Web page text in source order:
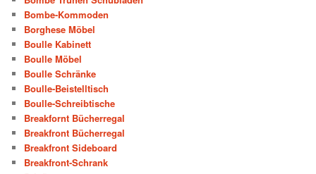
Bombe-Kommoden
Borghese Möbel
Boulle Kabinett
Boulle Möbel
Boulle Schränke
Boulle-Beistelltisch
Boulle-Schreibtische
Breakfornt Bücherregal
Breakfront Bücherregal
Breakfront Sideboard
Breakfront-Schrank